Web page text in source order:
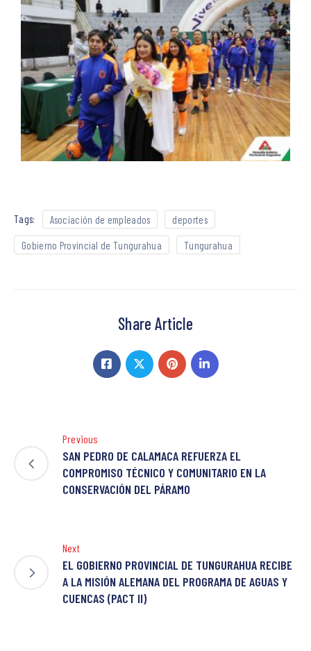
Tags: Asociación de empleados deportes
Gobierno Provincial de Tungurahua Tungurahua
Share Article
Previous
SAN PEDRO DE CALAMACA REFUERZA EL
COMPROMISO TÉCNICO Y COMUNITARIO EN LA
CONSERVACIÓN DEL PÁRAMO
Next
EL GOBIERNO PROVINCIAL DE TUNGURAHUA RECIBE
A LA MISIÓN ALEMANA DEL PROGRAMA DE AGUAS Y
CUENCAS (PACT II)